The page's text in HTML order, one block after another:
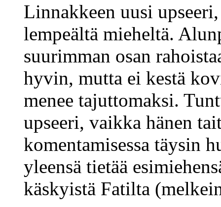
Linnakkeen uusi
lempeältä mieheltä.
suurimman osan
hyvin, mutta ei kestä
menee tajuttomaksi.
upseeri, vaikka hänen
komentamisessa täysin
yleensä tietää
käskyistä Fatilta